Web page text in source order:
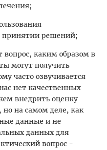
принятии решений;
вопрос, каким образом в
могут получить
часто озвучивается
нет качественных
внедрить оценку
на самом деле, как
данные и не
данных для
вопрос -